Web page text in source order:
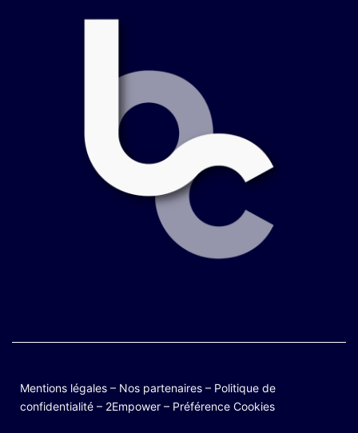
Mentions légales – Nos partenaires – Politique de
confidentialité – 2Empower – Préférence Cookies